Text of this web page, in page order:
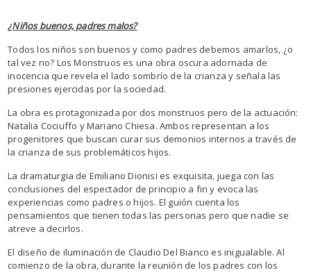
¿Niños buenos, padres malos?
Todos los niños son buenos y como padres debemos amarlos, ¿o
tal vez no? Los Monstruos es una obra oscura adornada de
inocencia que revela el lado sombrío de la crianza y señala las
presiones ejercidas por la sociedad.
La obra es protagonizada por dos monstruos pero de la actuación:
Natalia Cociuffo y Mariano Chiesa. Ambos representan a los
progenitores que buscan curar sus demonios internos a través de
la crianza de sus problemáticos hijos.
La dramaturgia de Emiliano Dionisi es exquisita, juega con las
conclusiones del espectador de principio a fin y evoca las
experiencias como padres o hijos. El guión cuenta los
pensamientos que tienen todas las personas pero que nadie se
atreve a decirlos.
El diseño de iluminación de Claudio Del Bianco es inigualable. Al
comienzo de la obra, durante la reunión de los padres con los